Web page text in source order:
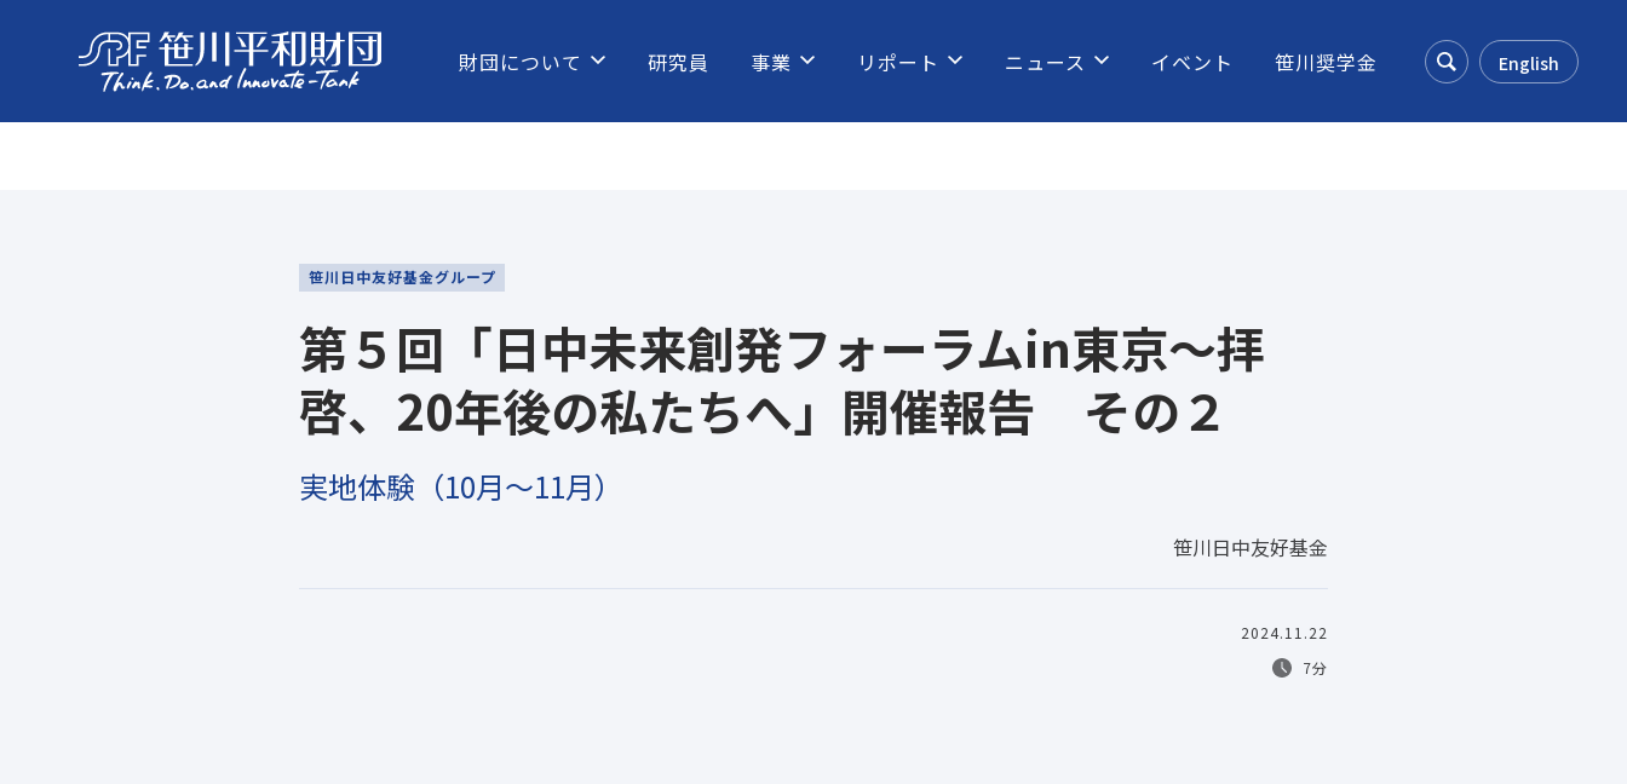
したユニークな実地体験が行われました。
English
財団について 研究員 事業 リポート ニュース イベント 笹川奨学金
笹川日中友好基金グループ
第５回「日中未来創発フォーラムin東京～拝
啓、20年後の私たちへ」開催報告 その２
実地体験（10月～11月）
笹川日中友好基金
2024.11.22
7分